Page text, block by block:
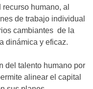
humano, al
de trabajo individual
cambiantes de la
dinámica y eficaz.
del talento humano por
alinear el capital